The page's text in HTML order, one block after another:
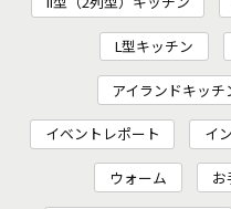
L型キッチン
アイランドキッチ
イベントレポート イ
ウォーム お